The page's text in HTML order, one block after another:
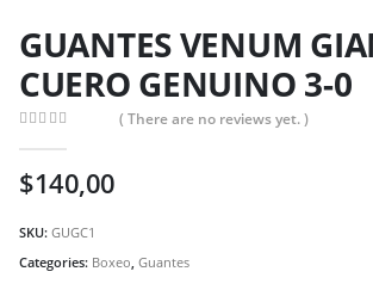
GUANTES VENUM
CUERO GENUINO 3-0
( There are no reviews yet. )
$140,00
SKU: GUGC1
Categories: Boxeo, Guantes